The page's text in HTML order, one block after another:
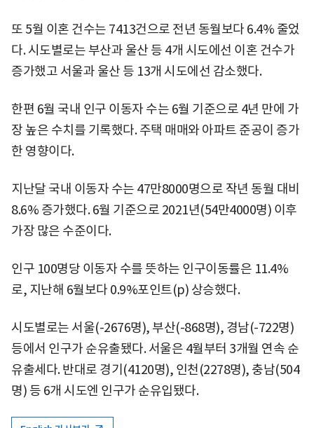
또 5월 이혼 건수는 7413건으로 전년 동월보다 6.4% 줄었
다. 시도별로는 부산과 울산 등 4개 시도에선 이혼 건수가
증가했고 서울과 울산 등 13개 시도에선 감소했다.
한편 6월 국내 인구 이동자 수는 6월 기준으로 4년 만에 가
장 높은 수치를 기록했다. 주택 매매와 아파트 준공이 증가
한 영향이다.
지난달 국내 이동자 수는 47만8000명으로 작년 동월 대비
8.6% 증가했다. 6월 기준으로 2021년(54만4000명) 이후
가장 많은 수준이다.
인구 100명당 이동자 수를 뜻하는 인구이동률은 11.4%
로, 지난해 6월보다 0.9%포인트(p) 상승했다.
시도별로는 서울(-2676명), 부산(-868명), 경남(-722명)
등에서 인구가 순유출됐다. 서울은 4월부터 3개월 연속 순
유출세다. 반대로 경기(4120명), 인천(2278명), 충남(504
명) 등 6개 시도엔 인구가 순유입됐다.